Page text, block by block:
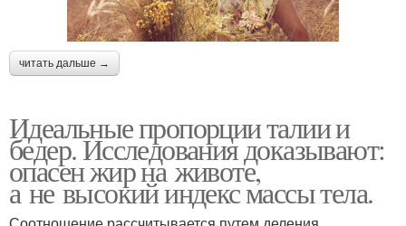
читать дальше →
Идеальные пропорции талии и
бедер. Исследования доказывают:
опасен жир на животе,
а не высокий индекс массы тела.